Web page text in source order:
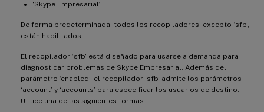
‘Skype Empresarial’
De forma predeterminada, todos los recopiladores, excepto ‘sfb’,
están habilitados.
El recopilador ‘sfb’ está diseñado para usarse a demanda para
diagnosticar problemas de Skype Empresarial. Además del
parámetro ‘enabled’, el recopilador ‘sfb’ admite los parámetros
‘account’ y ‘accounts’ para especificar los usuarios de destino.
Utilice una de las siguientes formas: